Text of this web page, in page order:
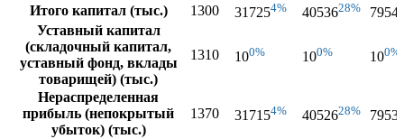
Итого капитал (тыс.) 1300 317254% 4053628%
Уставный капитал
(складочный капитал,
уставный фонд, вклады
товарищей) (тыс.)
1310 100% 100% 100%
Нераспределенная
прибыль (непокрытый
убыток) (тыс.)
1370 317154% 4052628%